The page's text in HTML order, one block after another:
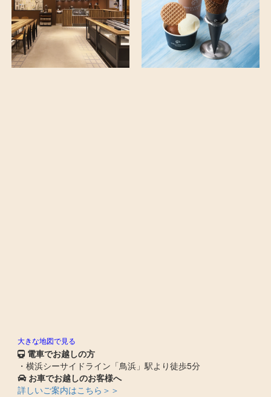
大きな地図で見る
電車でお越しの方
・横浜シーサイドライン「鳥浜」駅より徒歩5分
お車でお越しのお客様へ
詳しいご案内はこちら＞＞